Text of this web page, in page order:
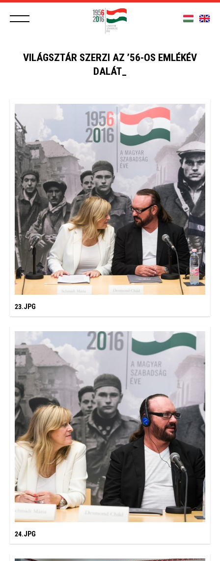
VILÁGSZTÁR SZERZI AZ ’56-OS EMLÉKÉV
DALÁT_
23.JPG
24.JPG